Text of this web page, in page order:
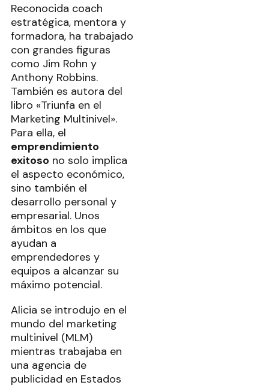
Reconocida coach
estratégica, mentora y
formadora, ha trabajado
con grandes figuras
como Jim Rohn y
Anthony Robbins.
También es autora del
libro «Triunfa en el
Marketing Multinivel».
Para ella, el
emprendimiento
exitoso no solo implica
el aspecto económico,
sino también el
desarrollo personal y
empresarial. Unos
ámbitos en los que
ayudan a
emprendedores y
equipos a alcanzar su
máximo potencial.
Alicia se introdujo en el
mundo del marketing
multinivel (MLM)
mientras trabajaba en
una agencia de
publicidad en Estados